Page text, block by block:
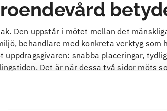
Den uppstår i mötet mellan det
behandlare med konkreta verktyg som
snabba placeringar,
Det är när dessa två sidor möts